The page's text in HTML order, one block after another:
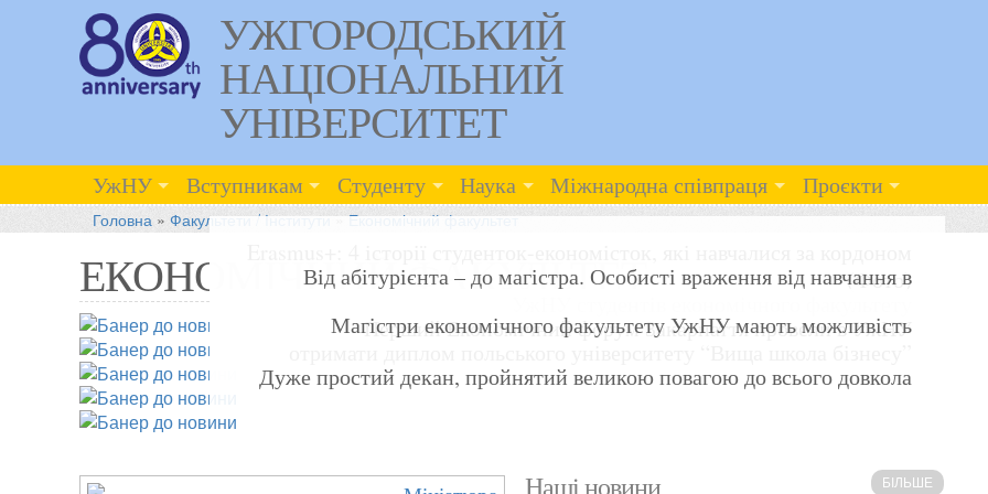
УЖГОРОДСЬКИЙ
НАЦІОНАЛЬНИЙ
УНІВЕРСИТЕТ
УжНУ Вступникам Студенту Наука Міжнародна співпраця Проєкти
Головна » Факультети / Інститути»Економічний факультет
ЕКОНОМІЧНИЙ ФАКУЛЬТЕТ
(Фото)
Від абітурієнта – до магістра. Особисті враження від навчання в
Перший Економічний форум Закарпаття провели в УжНУ
Магістри економічного факультету УжНУ мають можливість
Дуже простий декан, пройнятий великою повагою до всього довкола
Наші новини БІЛЬШЕ